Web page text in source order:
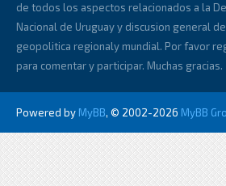
de todos los aspectos relacionados a la
Nacional de Uruguay y discusion general
geopolitica regionaly mundial. Por favor
para comentar y participar. Muchas gracias.
Powered by MyBB, © 2002-2026 MyBB